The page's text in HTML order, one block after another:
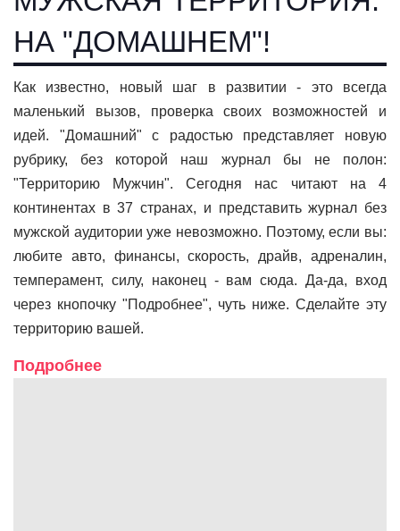
НА "ДОМАШНЕМ"!
Как известно, новый шаг в развитии - это всегда
маленький вызов, проверка своих возможностей и
идей. "Домашний" с радостью представляет новую
рубрику, без которой наш журнал бы не полон:
"Территорию Мужчин". Сегодня нас читают на 4
континентах в 37 странах, и представить журнал без
мужской аудитории уже невозможно. Поэтому, если вы:
любите авто, финансы, скорость, драйв, адреналин,
темперамент, силу, наконец - вам сюда. Да-да, вход
через кнопочку "Подробнее", чуть ниже. Сделайте эту
территорию вашей.
Подробнее